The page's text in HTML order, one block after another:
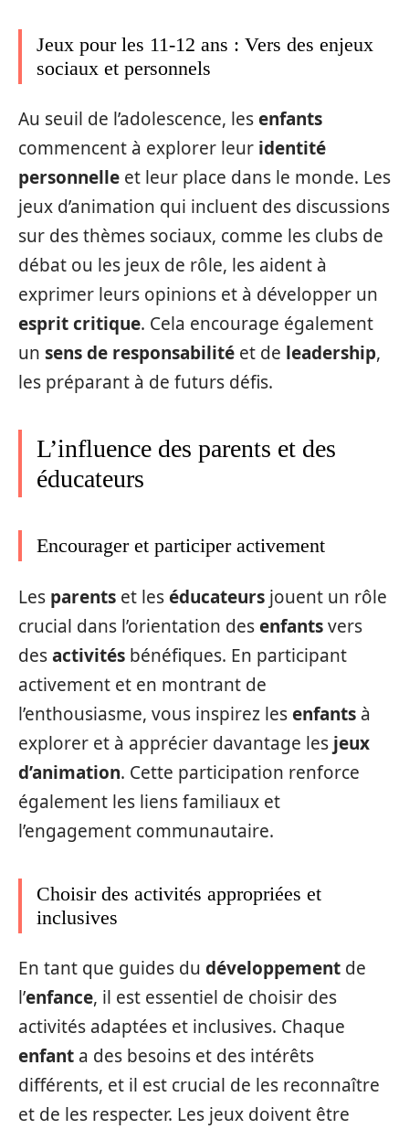
Jeux pour les 11-12 ans : Vers des enjeux
sociaux et personnels
Au seuil de l’adolescence, lesenfants
commencent à explorer leur identité
personnelle et leur place dans le monde. Les
jeux d’animation qui incluent des discussions
sur des thèmes sociaux, comme les clubs de
débat ou les jeux de rôle, les aident à
exprimer leurs opinions et à développer un
esprit critique. Cela encourage également
un sens de responsabilité et de leadership,
les préparant à de futurs défis.
L’influence des parents et des
éducateurs
Encourager et participer activement
Les parents et leséducateurs jouent un rôle
crucial dans l’orientation desenfantsvers
desactivités bénéfiques. En participant
activement et en montrant de
l’enthousiasme, vous inspirez lesenfants à
explorer et à apprécier davantage les jeux
d’animation. Cette participation renforce
également les liens familiaux et
l’engagement communautaire.
Choisir des activités appropriées et
inclusives
En tant que guides du développement de
l’enfance, il est essentiel de choisir des
activités adaptées et inclusives. Chaque
enfant a des besoins et des intérêts
différents, et il est crucial de les reconnaître
et de les respecter. Les jeux doivent être